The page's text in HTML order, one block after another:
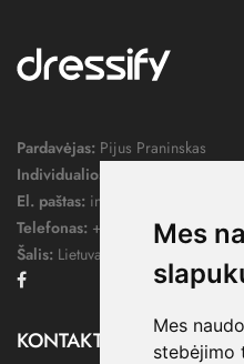
Mes
Mes
stebėjimo
Pardavėjas: Pijus Praninskas
Individualios veiklos pažymos nr.:
El. paštas: info@dressify.lt
Telefonas: +370 676 78578
Šalis: Lietuva
KONTAKTAI